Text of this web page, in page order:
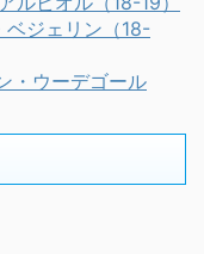
ベジェリン（18-
・ウーデゴール